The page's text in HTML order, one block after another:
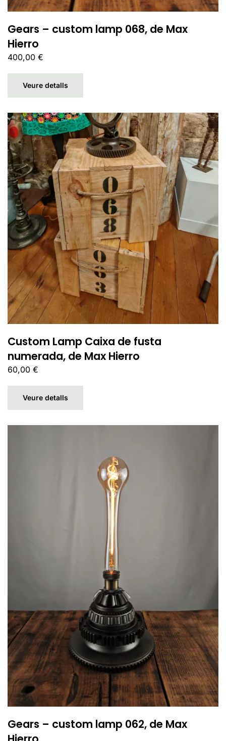
Gears – custom lamp 068, de Max
Hierro
400,00 €
Veure detalls
Custom Lamp Caixa de fusta
numerada, de Max Hierro
60,00 €
Veure detalls
Gears – custom lamp 062, de Max